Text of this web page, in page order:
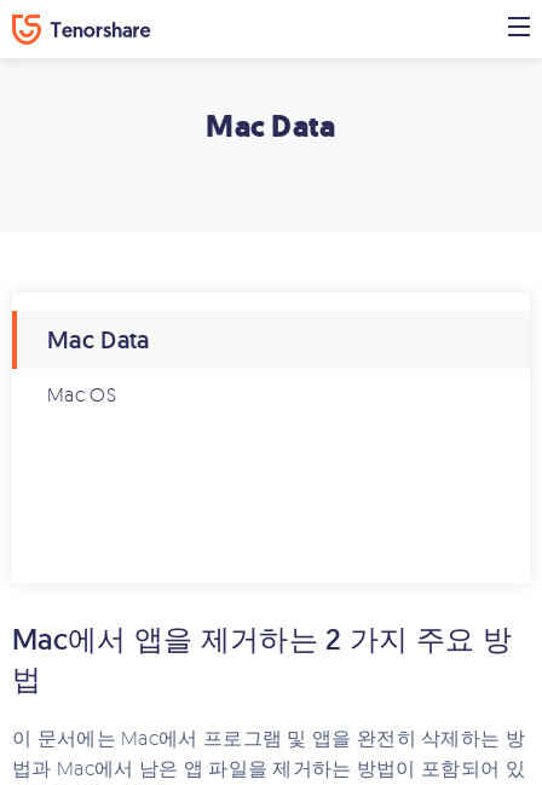
Mac Data
Mac Data
Mac OS
Mac에서 앱을 제거하는 2 가지 주요 방
법
이 문서에는 Mac에서 프로그램 및 앱을 완전히 삭제하는 방
법과 Mac에서 남은 앱 파일을 제거하는 방법이 포함되어 있